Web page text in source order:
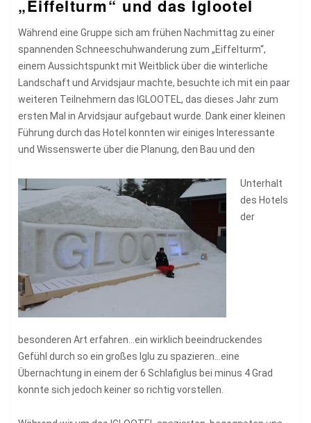
„Eiffelturm“ und das Iglootel
Während eine Gruppe sich am frühen Nachmittag zu einer
spannenden Schneeschuhwanderung zum „Eiffelturm“,
einem Aussichtspunkt mit Weitblick über die winterliche
Landschaft und Arvidsjaur machte, besuchte ich mit ein paar
weiteren Teilnehmern das IGLOOTEL, das dieses Jahr zum
ersten Mal in Arvidsjaur aufgebaut wurde. Dank einer kleinen
Führung durch das Hotel konnten wir einiges Interessante
und Wissenswerte über die Planung, den Bau und den
Unterhalt
des Hotels
der
besonderen Art erfahren…ein wirklich beeindruckendes
Gefühl durch so ein großes Iglu zu spazieren…eine
Übernachtung in einem der 6 Schlafiglus bei minus 4 Grad
konnte sich jedoch keiner so richtig vorstellen.